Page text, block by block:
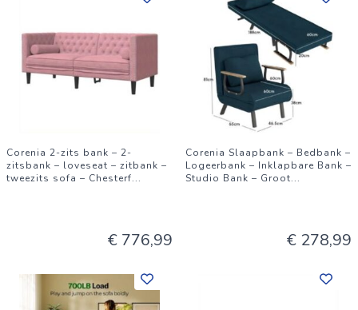
Corenia 2-zits bank – 2-
zitsbank – loveseat – zitbank –
tweezits sofa – Chesterf...
€ 776,99
Corenia Slaapbank – Bedbank –
Logeerbank – Inklapbare Bank –
Studio Bank – Groot...
€ 278,99